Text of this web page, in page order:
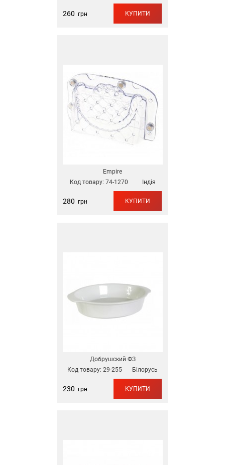
260 грн КУПИТИ
Empire
Код товару: 74-1270 Індія
280 грн КУПИТИ
Добрушский ФЗ
Код товару: 29-255 Білорусь
230 грн КУПИТИ